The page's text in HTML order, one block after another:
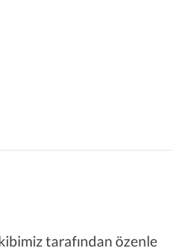
tarafından özenle